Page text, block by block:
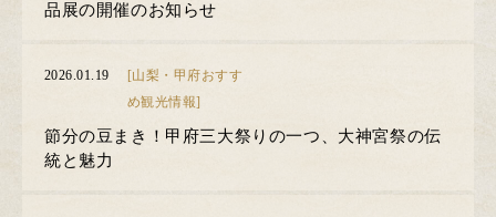
品展の開催のお知らせ
2026.01.19
[山梨・甲府おすす
め観光情報]
節分の豆まき！甲府三大祭りの一つ、大神宮祭の伝
統と魅力